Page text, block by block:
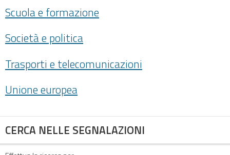
Scuola e formazione
Società e politica
Trasporti e telecomunicazioni
Unione europea
CERCA NELLE SEGNALAZIONI